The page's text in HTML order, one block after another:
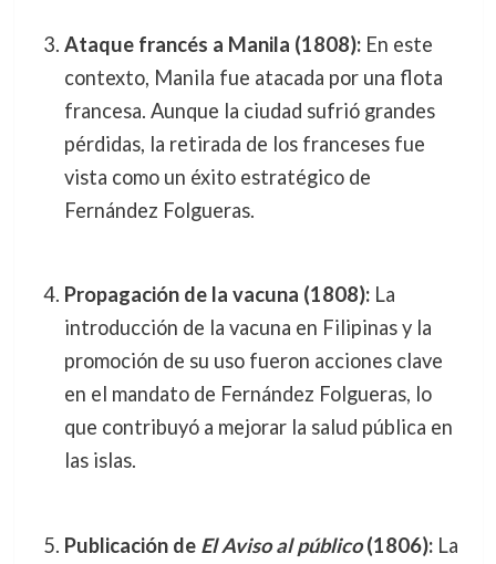
Ataque francés a Manila (1808):En este
contexto, Manila fue atacada por una flota
francesa. Aunque la ciudad sufrió grandes
pérdidas, la retirada de los franceses fue
vista como un éxito estratégico de
Fernández Folgueras.
Propagación de la vacuna (1808):La
introducción de la vacuna en Filipinas y la
promoción de su uso fueron acciones clave
en el mandato de Fernández Folgueras, lo
que contribuyó a mejorar la salud pública en
las islas.
Publicación de El Aviso al público(1806):La